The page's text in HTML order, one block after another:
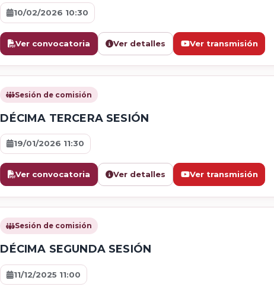
10/02/2026 10:30
Ver convocatoria Ver detalles Ver transmisión
Sesión de comisión
DÉCIMA TERCERA SESIÓN
19/01/2026 11:30
Ver convocatoria Ver detalles Ver transmisión
Sesión de comisión
DÉCIMA SEGUNDA SESIÓN
11/12/2025 11:00